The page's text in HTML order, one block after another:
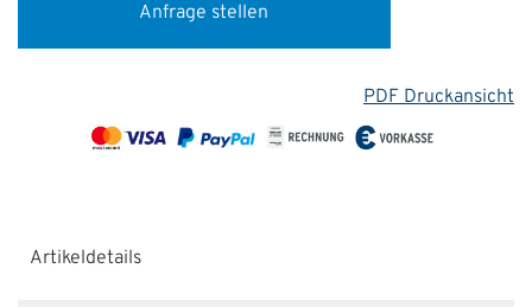
Anfrage stellen
PDF Druckansicht
Artikeldetails